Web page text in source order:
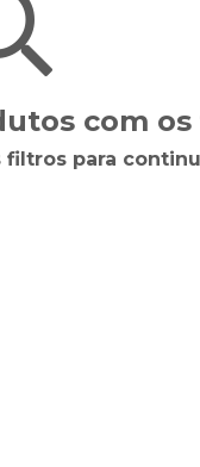
com
filtros para